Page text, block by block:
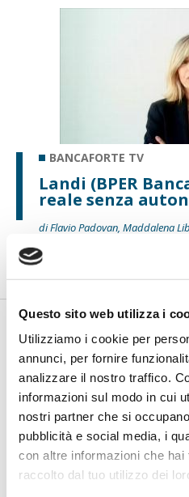
Questo sito web utilizza i
Utilizziamo i cookie per
annunci, per fornire
analizzare il nostro traffico.
informazioni sul modo in cui
nostri partner che si
pubblicità e social media, i
con altre informazioni che hai
raccolto dal tuo utilizzo dei
BANCAFORTE TV
Landi (BPER
reale senza
di Flavio Padovan, Maddalena
sostegno ai figli, bisogni
uscend...
BANCAFORTE TV